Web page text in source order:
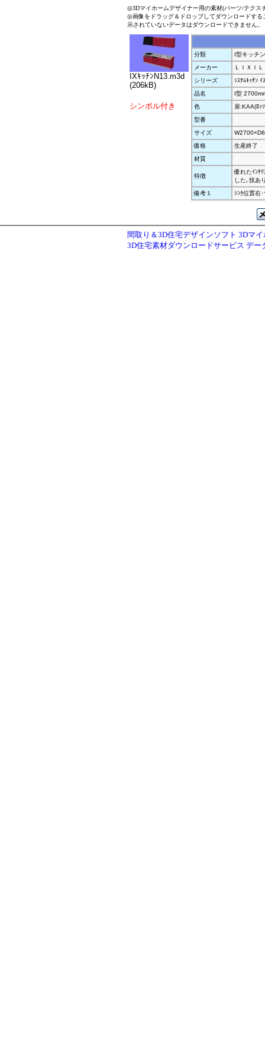
◎3Dマイホームデザイナー用の素材(パーツ/テクス
◎画像をドラッグ＆ドロップしてダウンロードす
示されていないデータはダウンロードできません。
IXｷｯﾁﾝN13.m3d
(206kB)
シンボル付き
分類
I型キッチン
メーカー
ＬＩＸＩＬ
シリーズ
ｼｽﾃﾑｷｯﾁﾝ ｲ
品名
I型
色
扉:KAA(ﾛｯ
型番
サイズ
価格
生産終了
材質
特徴
優れたｲﾝﾃ
した､技あ
備考１
ｼﾝｸ位置右
間取り＆3D住宅デザインソフト 3Dマ
3D住宅素材ダウンロードサービス デー